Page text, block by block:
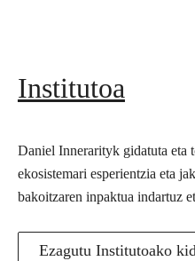
Institutoa
Daniel Innerarityk gidatuta eta
ekosistemari esperientzia eta
bakoitzaren inpaktua indartuz
Ezagutu Institutoako